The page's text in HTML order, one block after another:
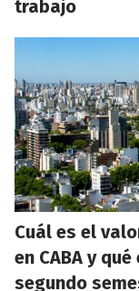
trabajo
Cuál es el
en CABA y
segundo